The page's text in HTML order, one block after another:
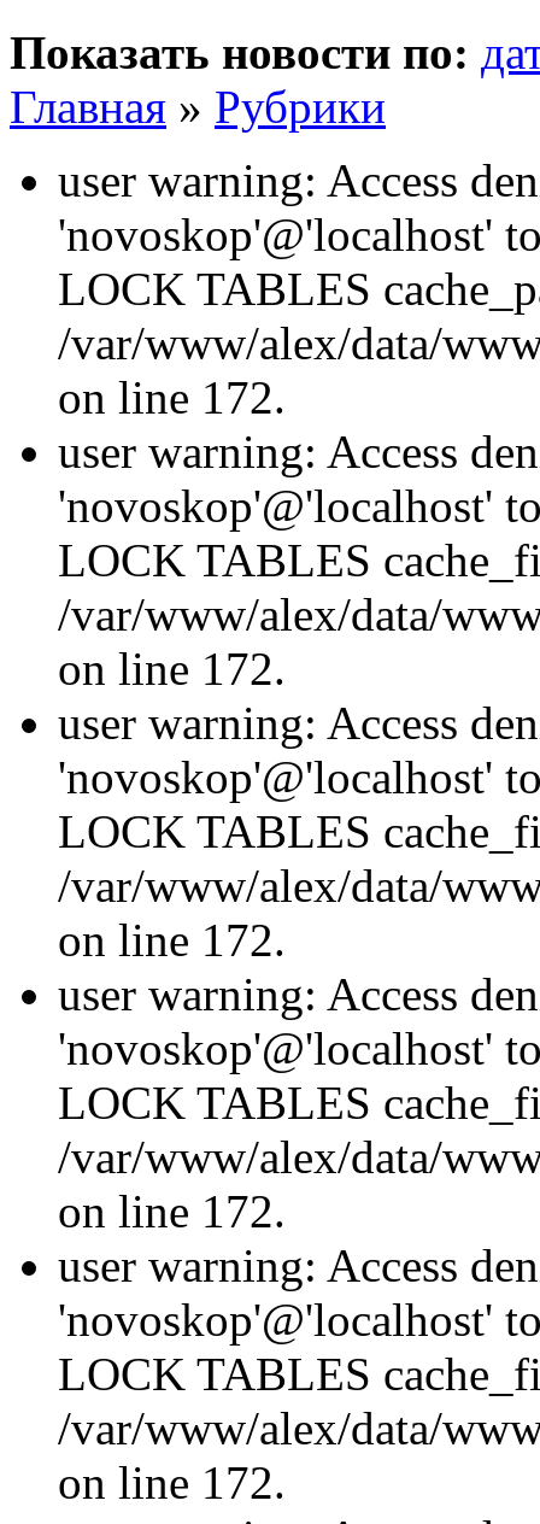
Показать новости по:
Главная » Рубрики
user warning: Access
'novoskop'@'localhost'
LOCK TABLES
/var/www/alex/data/
on line 172.
user warning: Access
'novoskop'@'localhost'
LOCK TABLES
/var/www/alex/data/
on line 172.
user warning: Access
'novoskop'@'localhost'
LOCK TABLES
/var/www/alex/data/
on line 172.
user warning: Access
'novoskop'@'localhost'
LOCK TABLES
/var/www/alex/data/
on line 172.
user warning: Access
'novoskop'@'localhost'
LOCK TABLES
/var/www/alex/data/
on line 172.